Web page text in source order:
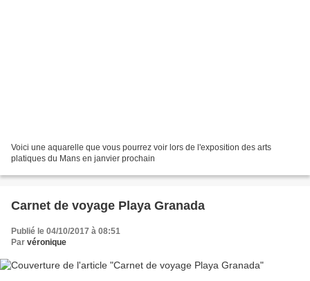
Voici une aquarelle que vous pourrez voir lors de l'exposition des arts
platiques du Mans en janvier prochain
Carnet de voyage Playa Granada
Publié le 04/10/2017 à 08:51
Par véronique